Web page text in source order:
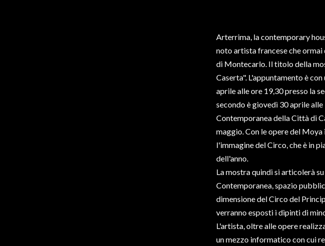
Arterrima, la contemporary
noto artista francese che ormai
di Montecarlo. Il titolo della
Caserta". L'appuntamento è
aprile alle ore 19,30 presso la
secondo è giovedì 30 aprile
Contemporanea della Città di
maggio. Con le opere del
l'immagine del Circo, che è in
dell'anno.
La mostra quindi si articolerà
Contemporanea, spazio
dimensione del Circo del
verranno esposti i dipinti di
L'artista, oltre alle opere
un mezzo informatico con cui